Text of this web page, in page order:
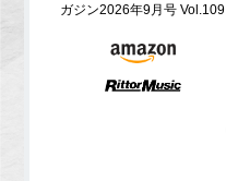
ガジン2026年9月号 Vol.109